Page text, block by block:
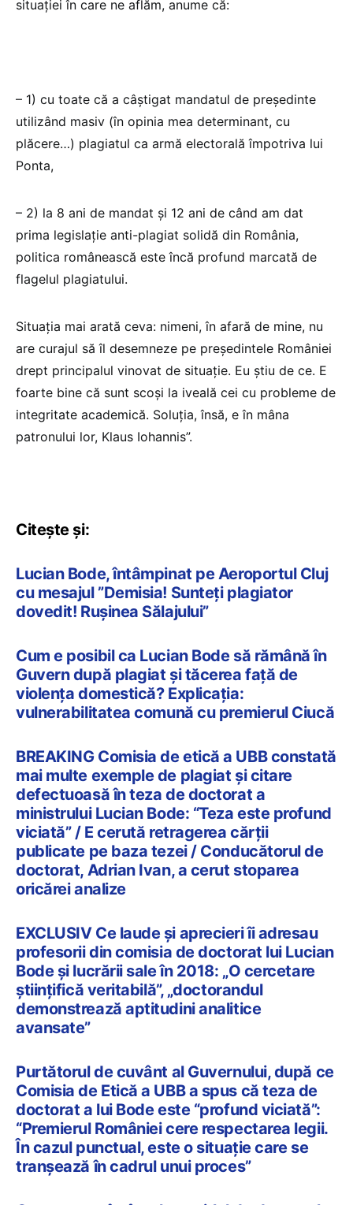
situației în care ne aflăm, anume că:
– 1) cu toate că a câștigat mandatul de președinte
utilizând masiv (în opinia mea determinant, cu
plăcere…) plagiatul ca armă electorală împotriva lui
Ponta,
– 2) la 8 ani de mandat și 12 ani de când am dat
prima legislație anti-plagiat solidă din România,
politica românească este încă profund marcată de
flagelul plagiatului.
Situația mai arată ceva: nimeni, în afară de mine, nu
are curajul să îl desemneze pe președintele României
drept principalul vinovat de situație. Eu știu de ce. E
foarte bine că sunt scoși la iveală cei cu probleme de
integritate academică. Soluția, însă, e în mâna
patronului lor, Klaus Iohannis”.
Citește și:
Lucian Bode, întâmpinat pe Aeroportul Cluj
cu mesajul ”Demisia! Sunteți plagiator
dovedit! Rușinea Sălajului”
Cum e posibil ca Lucian Bode să rămână în
Guvern după plagiat și tăcerea față de
violența domestică? Explicația:
vulnerabilitatea comună cu premierul Ciucă
BREAKING Comisia de etică a UBB constată
mai multe exemple de plagiat și citare
defectuoasă în teza de doctorat a
ministrului Lucian Bode: “Teza este profund
viciată” / E cerută retragerea cărții
publicate pe baza tezei / Conducătorul de
doctorat, Adrian Ivan, a cerut stoparea
oricărei analize
EXCLUSIV Ce laude și aprecieri îi adresau
profesorii din comisia de doctorat lui Lucian
Bode și lucrării sale în 2018: „O cercetare
științifică veritabilă”, „doctorandul
demonstrează aptitudini analitice
avansate”
Purtătorul de cuvânt al Guvernului, după ce
Comisia de Etică a UBB a spus că teza de
doctorat a lui Bode este “profund viciată”:
“Premierul României cere respectarea legii.
În cazul punctual, este o situație care se
tranșează în cadrul unui proces”